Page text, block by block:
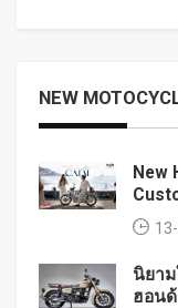
NEW
New
นิยาม
ฮอนด้